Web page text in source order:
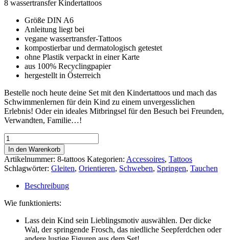
8 wassertransfer Kindertattoos
Größe DIN A6
Anleitung liegt bei
vegane wassertransfer-Tattoos
kompostierbar und dermatologisch getestet
ohne Plastik verpackt in einer Karte
aus 100% Recyclingpapier
hergestellt in Österreich
Bestelle noch heute deine Set mit den Kindertattoos und mach das
Schwimmenlernen für dein Kind zu einem unvergesslichen
Erlebnis! Oder ein ideales Mitbringsel für den Besuch bei Freunden,
Verwandten, Familie…!
Tattoo
Set
mit
bunten
Motiven
Menge
In den Warenkorb
Artikelnummer: 8-tattoos Kategorien: Accessoires, Tattoos
Schlagwörter: Gleiten, Orientieren, Schweben, Springen, Tauchen
Beschreibung
Wie funktionierts:
Lass dein Kind sein Lieblingsmotiv auswählen. Der dicke
Wal, der springende Frosch, das niedliche Seepferdchen oder